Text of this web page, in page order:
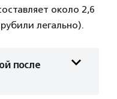
около 2,6
легально).
после